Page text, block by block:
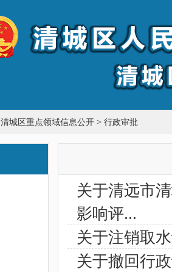
清城区重点领域信息公开 > 行政审批
关于清远市
影响评...
关于注销取
关于撤回行